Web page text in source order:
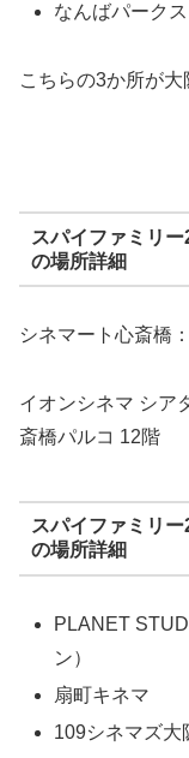
なんばパーク
こちらの3か所が大
スパイファミリ
の場所詳細
シネマート心斎橋：
イオンシネマ シア
斎橋パルコ 12階
スパイファミリ
の場所詳細
PLANET
ン）
扇町キネマ
109シネマズ大